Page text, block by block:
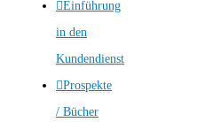
Einführung
in den
Kundendienst
Prospekte
/ Bücher